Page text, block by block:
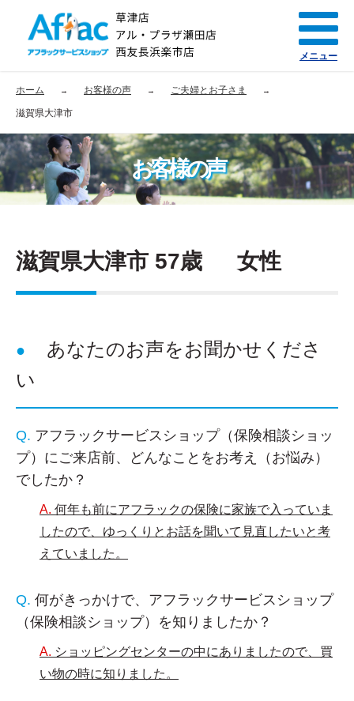
ホーム お客様の声 ご夫婦とお子さま
滋賀県大津市
お客様の声
滋賀県大津市 57歳 女性
あなたのお声をお聞かせくださ
い
アフラックサービスショップ（保険相談ショッ
プ）にご来店前、どんなことをお考え（お悩み）
でしたか？
何年も前にアフラックの保険に家族で入っていま
したので、ゆっくりとお話を聞いて見直したいと考
えていました。
何がきっかけで、アフラックサービスショップ
（保険相談ショップ）を知りましたか？
ショッピングセンターの中にありましたので、買
い物の時に知りました。
メニュー